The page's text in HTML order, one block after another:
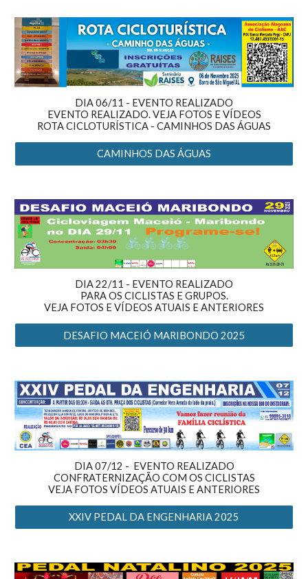
DIA06/11 - EVENTO REALIZADO
EVENTO REALIZADO. VEJA FOTOS E VÍDEOS
ROTA CICLOTURÍSTICA - CAMINHOS DAS ÁGUAS
CAMINHOS DAS ÁGUAS
DIA22/11 - EVENTO REALIZADO
PARAOS CICLISTAS E GRUPOS.
VEJA FOTOS E VÍDEOS ATUAIS E ANTERIORES
DESAFIO MACEIÓ MARIBONDO 2025
DIA07/12 - EVENTO REALIZADO
CONFRATERNIZAÇÃO COM OS CICLISTAS
VEJA FOTOS VÍDEOS ATUAIS E ANTERIORES
XXIV PEDAL DA ENGENHARIA 2025